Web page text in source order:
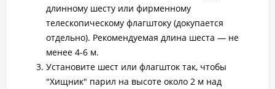
длинному шесту или фирменному
телескопическому флагштоку (докупается
отдельно). Рекомендуемая длина шеста — не
менее 4-6 м.
Установите шест или флагшток так, чтобы
"Хищник" парил на высоте около 2 м над